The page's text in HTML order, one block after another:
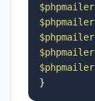
$phpmailer
$phpmailer
$phpmailer
$phpmailer
$phpmailer
}